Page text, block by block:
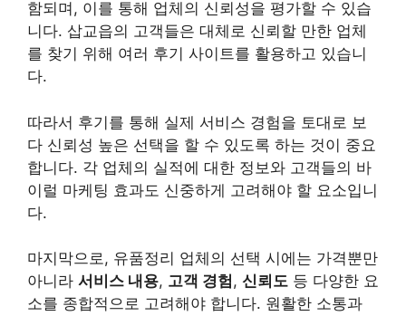
함되며, 이를 통해 업체의 신뢰성을 평가할 수 있습
니다. 삽교읍의 고객들은 대체로 신뢰할 만한 업체
를 찾기 위해 여러 후기 사이트를 활용하고 있습니
다.
따라서 후기를 통해 실제 서비스 경험을 토대로 보
다 신뢰성 높은 선택을 할 수 있도록 하는 것이 중요
합니다. 각 업체의 실적에 대한 정보와 고객들의 바
이럴 마케팅 효과도 신중하게 고려해야 할 요소입니
다.
마지막으로, 유품정리 업체의 선택 시에는 가격뿐만
아니라 서비스 내용, 고객 경험, 신뢰도 등 다양한 요
소를 종합적으로 고려해야 합니다. 원활한 소통과